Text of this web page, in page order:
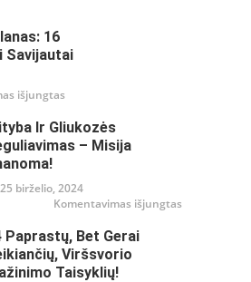
16
Savijautai
išjungtasįraše
planas:
16
priemonių
Ir Gliukozės
– Misija
25 birželio, 2024
Komentavimas išjungtasįraše
Paprastų, Bet Gerai
Viršsvorio
Taisyklių!